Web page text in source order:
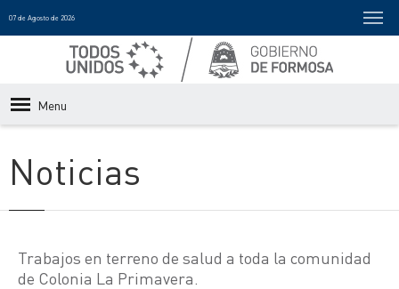
07 de Agosto de 2026
Menu
Noticias
Trabajos en terreno de salud a toda la comunidad
de Colonia La Primavera.